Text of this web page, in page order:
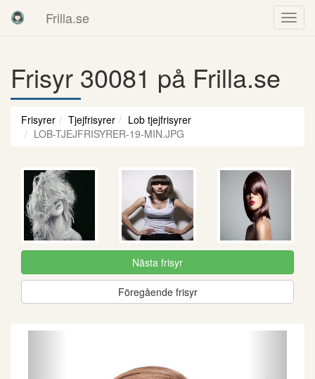
Frilla.se
Frisyr 30081 på Frilla.se
Frisyrer Tjejfrisyrer
Lob tjejfrisyrer
LOB-TJEJFRISYRER-19-MIN.JPG
Nästa frisyr
Föregående frisyr